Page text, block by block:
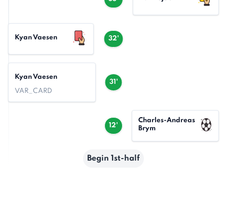
32'
Kyan Vaesen
31'
Kyan Vaesen
VAR_CARD
12'
Charles-Andreas
Brym
Begin 1st-half